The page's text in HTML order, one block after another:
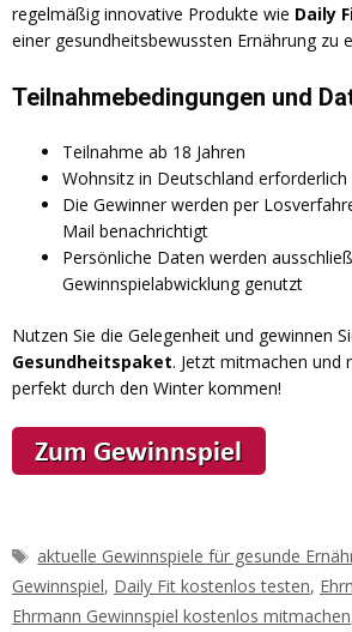
regelmäßig innovative Produkte wie Daily
einer gesundheitsbewussten Ernährung zu
Teilnahmebedingungen und
Teilnahme ab 18 Jahren
Wohnsitz in Deutschland erforderlich
Die Gewinner werden per
Mail benachrichtigt
Persönliche Daten werden
Gewinnspielabwicklung genutzt
Nutzen Sie die Gelegenheit und gewinnen
Gesundheitspaket. Jetzt mitmachen und
perfekt durch den Winter kommen!
Schlagwörter
aktuelle Gewinnspiele für gesunde
Gewinnspiel, Daily Fit kostenlos testen,
Ehrmann Gewinnspiel kostenlos mitmachen